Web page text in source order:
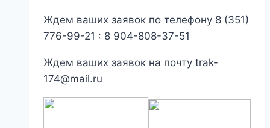
Ждем ваших заявок по телефону 8 (351)
776-99-21 : 8 904-808-37-51
Ждем ваших заявок на почту trak-
174@mail.ru